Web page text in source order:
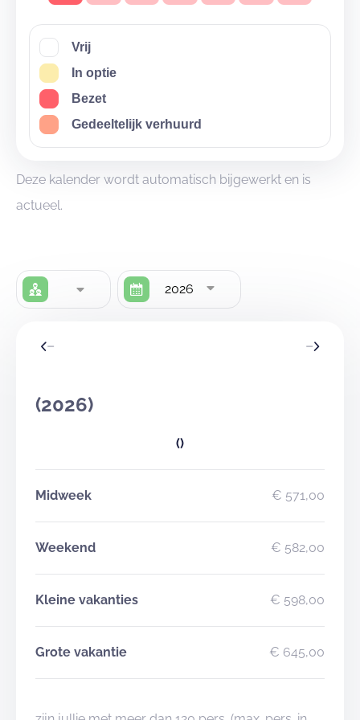
Waarom kiezen voor deze combinatie?
Totale capaciteit: 170 personen waarvan 50
tentplaatsen
het karaktervolle jeugdverblijf met
samen zijn
Beleef Heuvelland. Beleef De Bosgeus.
onvergetelijke ervaring!
Vrij
In optie
Bezet
Gedeeltelijk verhuurd
Deze kalender wordt automatisch bijgewerkt en is
actueel.
2026
(2026)
()
Midweek € 571,00
Weekend € 582,00
Kleine vakanties € 598,00
Grote vakantie € 645,00